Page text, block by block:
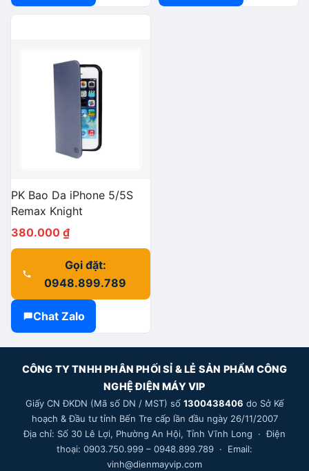
PK Bao Da iPhone 5/5S
Remax Knight
380.000 ₫
Gọi đặt:
0948.899.789
Chat Zalo
CÔNG TY TNHH PHÂN PHỐI SỈ & LẺ SẢN PHẨM CÔNG
NGHỆ ĐIỆN MÁY VIP
Giấy CN ĐKDN (Mã số DN / MST) số 1300438406 do Sở Kế
hoạch & Đầu tư tỉnh Bến Tre cấp lần đầu ngày 26/11/2007
Địa chỉ: Số 30 Lê Lợi, Phường An Hội, Tỉnh Vĩnh Long · Điện
thoại: 0903.750.999 – 0948.899.789 · Email:
vinh@dienmayvip.com